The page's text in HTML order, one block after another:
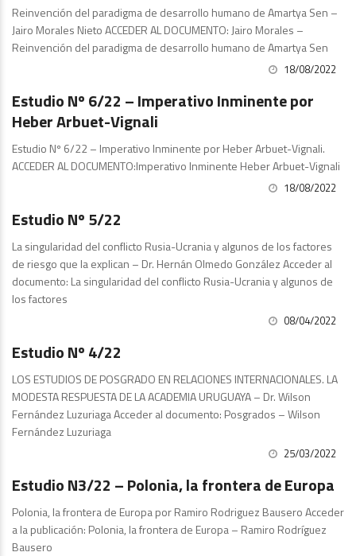
Reinvención del paradigma de desarrollo humano de Amartya Sen –
Jairo Morales Nieto ACCEDER AL DOCUMENTO: Jairo Morales –
Reinvención del paradigma de desarrollo humano de Amartya Sen
18/08/2022
Estudio Nº 6/22 – Imperativo Inminente por
Heber Arbuet-Vignali
Estudio Nº 6/22 – Imperativo Inminente por Heber Arbuet-Vignali.
ACCEDER AL DOCUMENTO:Imperativo Inminente Heber Arbuet-Vignali
18/08/2022
Estudio Nº 5/22
La singularidad del conflicto Rusia-Ucrania y algunos de los factores
de riesgo que la explican – Dr. Hernán Olmedo González Acceder al
documento: La singularidad del conflicto Rusia-Ucrania y algunos de
los factores
08/04/2022
Estudio Nº 4/22
LOS ESTUDIOS DE POSGRADO EN RELACIONES INTERNACIONALES. LA
MODESTA RESPUESTA DE LA ACADEMIA URUGUAYA – Dr. Wilson
Fernández Luzuriaga Acceder al documento: Posgrados – Wilson
Fernández Luzuriaga
25/03/2022
Estudio N3/22 – Polonia, la frontera de Europa
Polonia, la frontera de Europa por Ramiro Rodriguez Bausero Acceder
a la publicación: Polonia, la frontera de Europa – Ramiro Rodríguez
Bausero